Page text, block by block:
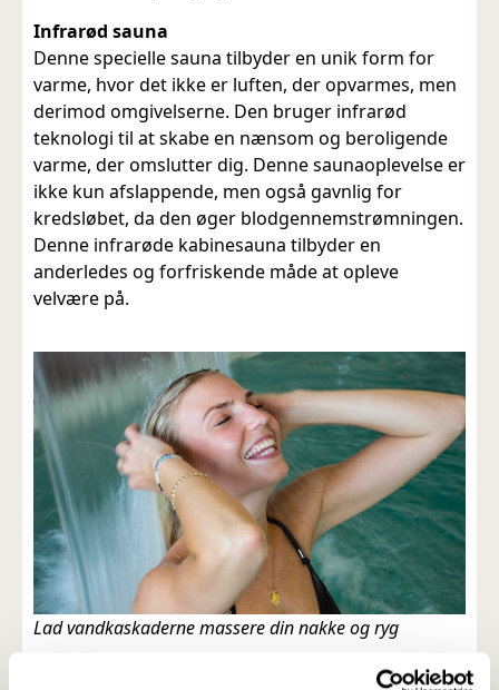
Infrarød sauna
Denne specielle sauna tilbyder en unik form for
varme, hvor det ikke er luften, der opvarmes, men
derimod omgivelserne. Den bruger infrarød
teknologi til at skabe en nænsom og beroligende
varme, der omslutter dig. Denne saunaoplevelse er
ikke kun afslappende, men også gavnlig for
kredsløbet, da den øger blodgennemstrømningen.
Denne infrarøde kabinesauna tilbyder en
anderledes og forfriskende måde at opleve
velvære på.
Lad vandkaskaderne massere din nakke og ryg